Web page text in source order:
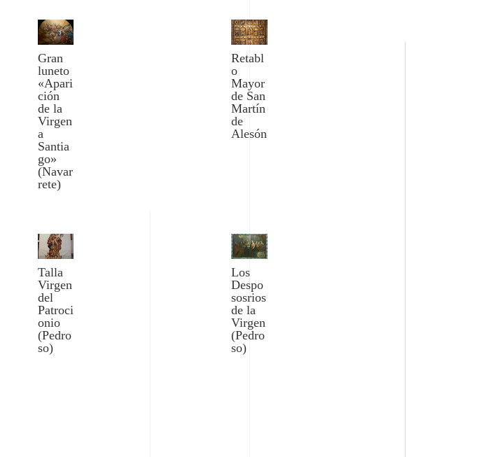
Gran
luneto
«Apari
ción
de la
Virgen
a
Santia
go»
(Navar
rete)
Retabl
o
Mayor
de San
Martín
de
Alesón
Talla
Virgen
del
Patroci
onio
(Pedro
so)
Los
Despo
sosrios
de la
Virgen
(Pedro
so)